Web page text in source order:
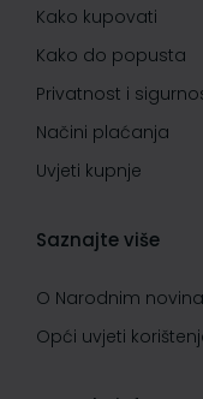
Kako kupovati
Kako do popusta
Privatnost i
Načini plaćanja
Uvjeti kupnje
Saznajte više
O Narodnim
Opći uvjeti